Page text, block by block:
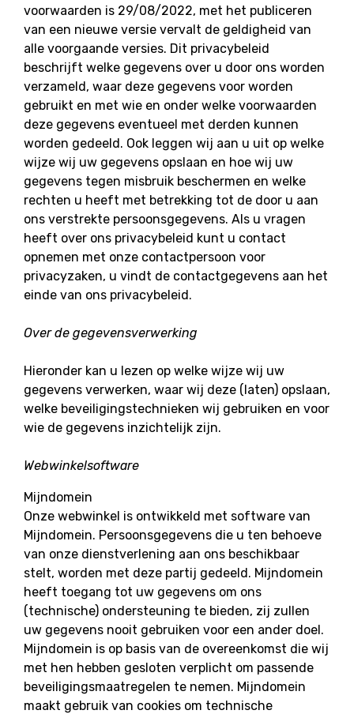
voorwaarden is 29/08/2022, met het publiceren
van een nieuwe versie vervalt de geldigheid van
alle voorgaande versies. Dit privacybeleid
beschrijft welke gegevens over u door ons worden
verzameld, waar deze gegevens voor worden
gebruikt en met wie en onder welke voorwaarden
deze gegevens eventueel met derden kunnen
worden gedeeld. Ook leggen wij aan u uit op welke
wijze wij uw gegevens opslaan en hoe wij uw
gegevens tegen misbruik beschermen en welke
rechten u heeft met betrekking tot de door u aan
ons verstrekte persoonsgegevens. Als u vragen
heeft over ons privacybeleid kunt u contact
opnemen met onze contactpersoon voor
privacyzaken, u vindt de contactgegevens aan het
einde van ons privacybeleid.
Over de gegevensverwerking
Hieronder kan u lezen op welke wijze wij uw
gegevens verwerken, waar wij deze (laten) opslaan,
welke beveiligingstechnieken wij gebruiken en voor
wie de gegevens inzichtelijk zijn.
Webwinkelsoftware
Mijndomein
Onze webwinkel is ontwikkeld met software van
Mijndomein. Persoonsgegevens die u ten behoeve
van onze dienstverlening aan ons beschikbaar
stelt, worden met deze partij gedeeld. Mijndomein
heeft toegang tot uw gegevens om ons
(technische) ondersteuning te bieden, zij zullen
uw gegevens nooit gebruiken voor een ander doel.
Mijndomein is op basis van de overeenkomst die wij
met hen hebben gesloten verplicht om passende
beveiligingsmaatregelen te nemen. Mijndomein
maakt gebruik van cookies om technische